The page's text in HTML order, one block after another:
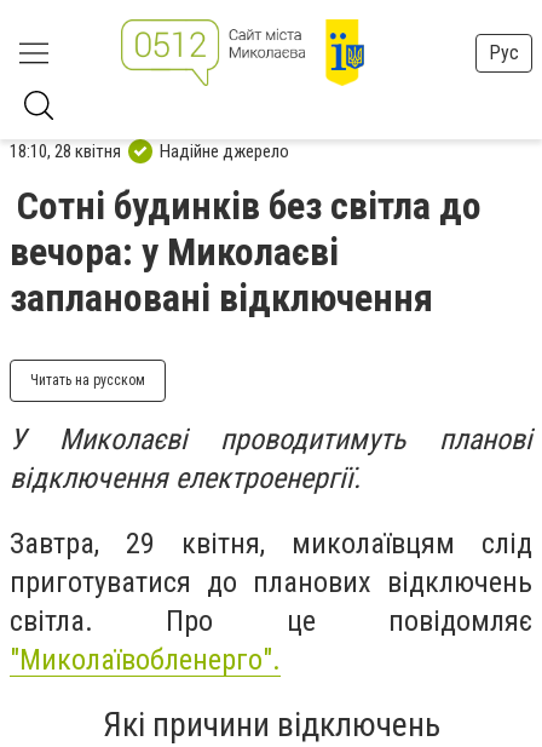
Рус
18:10, 28 квітня Надійне джерело
Сотні будинків без світла до
вечора: у Миколаєві
заплановані відключення
Читать на русском
У Миколаєві проводитимуть планові
відключення електроенергії.
Завтра, 29 квітня, миколаївцям слід
приготуватися до планових відключень
світла. Про це повідомляє
"Миколаївобленерго".
Які причини відключень